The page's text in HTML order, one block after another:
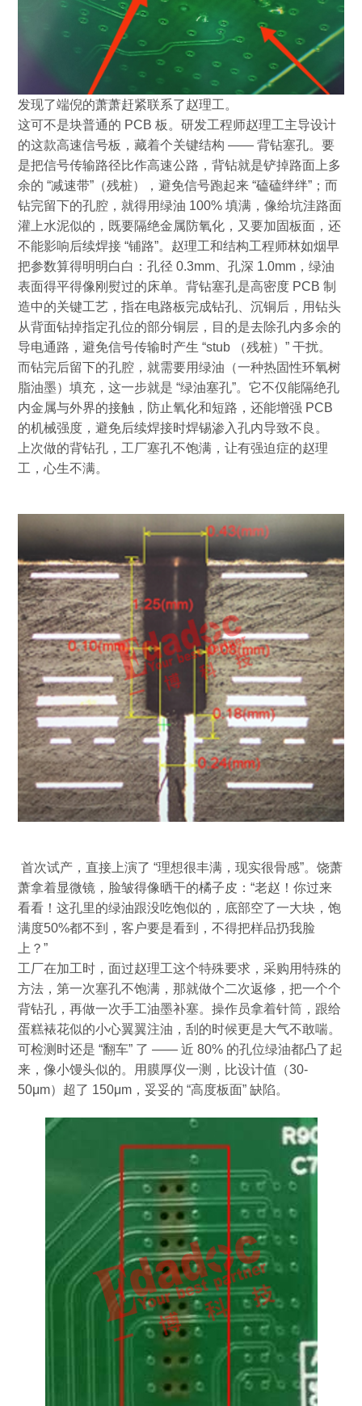
发现了端倪的萧萧赶紧联系了赵理工。
这可不是块普通的 PCB板。研发工程师赵理工主导设计
的这款高速信号板，藏着个关键结构 ——背钻塞孔。要
是把信号传输路径比作高速公路，背钻就是铲掉路面上多
余的 “减速带” （残桩），避免信号跑起来 “磕磕绊绊” ；而
钻完留下的孔腔，就得用绿油 100%填满，像给坑洼路面
灌上水泥似的，既要隔绝金属防氧化，又要加固板面，还
不能影响后续焊接 “铺路”。赵理工和结构工程师林如烟早
把参数算得明明白白：孔径 0.3mm 、孔深 1.0mm ，绿油
表面得平得像刚熨过的床单。背钻塞孔是高密度 PCB制
造中的关键工艺，指在电路板完成钻孔、沉铜后，用钻头
从背面钻掉指定孔位的部分铜层，目的是去除孔内多余的
导电通路，避免信号传输时产生 “stub （残桩）”干扰。
而钻完后留下的孔腔，就需要用绿油（一种热固性环氧树
脂油墨）填充，这一步就是 “绿油塞孔”。它不仅能隔绝孔
内金属与外界的接触，防止氧化和短路，还能增强 PCB
的机械强度，避免后续焊接时焊锡渗入孔内导致不良。
上次做的背钻孔，工厂塞孔不饱满，让有强迫症的赵理
工，心生不满。
首次试产，直接上演了 “理想很丰满，现实很骨感”。饶萧
萧拿着显微镜，脸皱得像晒干的橘子皮：“老赵！你过来
看看！这孔里的绿油跟没吃饱似的，底部空了一大块，饱
满度50%都不到，客户要是看到，不得把样品扔我脸
上？”
工厂在加工时，面过赵理工这个特殊要求，采购用特殊的
方法，第一次塞孔不饱满，那就做个二次返修，把一个个
背钻孔，再做一次手工油墨补塞。操作员拿着针筒，跟给
蛋糕裱花似的小心翼翼注油，刮的时候更是大气不敢喘。
可检测时还是 “翻车” 了 ——近 80% 的孔位绿油都凸了起
来，像小馒头似的。用膜厚仪一测，比设计值（30-
50μm）超了 150μm ，妥妥的 “高度板面”缺陷。